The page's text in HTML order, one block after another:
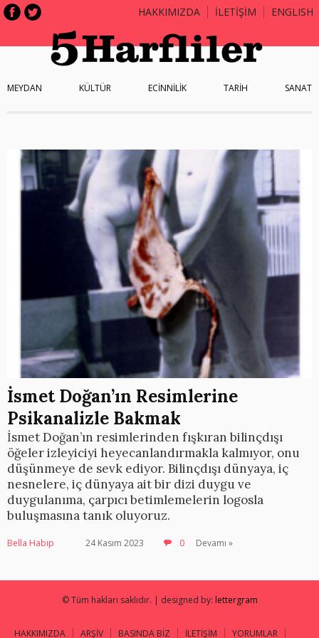
HAKKIMIZDA İLETİŞİM ENGLISH
MEYDAN KÜLTÜR ECİNNİLİK TARİH SANAT
İsmet Doğan’ın Resimlerine
Psikanalizle Bakmak
İsmet Doğan’ın resimlerinden fışkıran bilinçdışı
öğeler izleyiciyi heyecanlandırmakla kalmıyor, onu
düşünmeye de sevk ediyor. Bilinçdışı dünyaya, iç
nesnelere, iç dünyaya ait bir dizi duygu ve
duygulanıma, çarpıcı betimlemelerin logosla
buluşmasına tanık oluyoruz.
Bella Habip 24 Kasım 2023 0 Devamı »
© Tüm hakları saklıdır. | designed by: lettergram
HAKKIMIZDA ARŞİV BASINDA BİZ İLETİŞİM YORUMLAR